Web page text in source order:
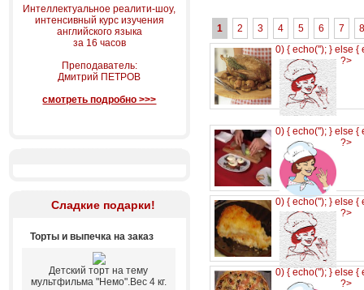
Интеллектуальное реалити-шоу,
интенсивный курс изучения
английского языка
за 16 часов
Преподаватель:
Дмитрий ПЕТРОВ
смотреть подробно >>>
Сладкие подарки!
Торты и выпечка на заказ
Детский торт на тему
мультфильма "Немо".Вес 4 кг.
1 2 3 4 5 6 7
8
0) { echo(''); } else {
?>
0) { echo(''); } else {
?>
0) { echo(''); } else {
?>
0) { echo(''); } else {
?>